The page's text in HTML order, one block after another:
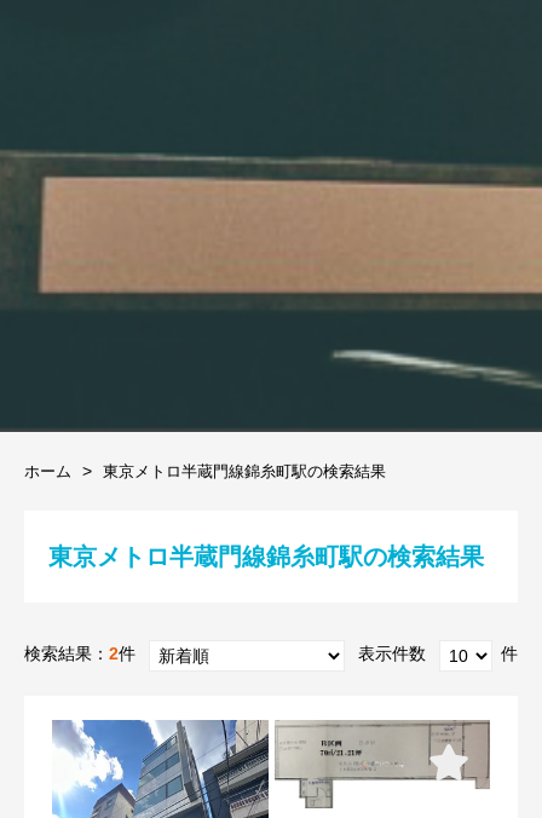
ホーム 東京メトロ半蔵門線錦糸町駅の検索結果
東京メトロ半蔵門線錦糸町駅の検索結果
検索結果： 2件 表示件数 件